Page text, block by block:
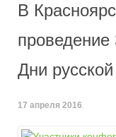
В
Дни
17 апреля 2016.